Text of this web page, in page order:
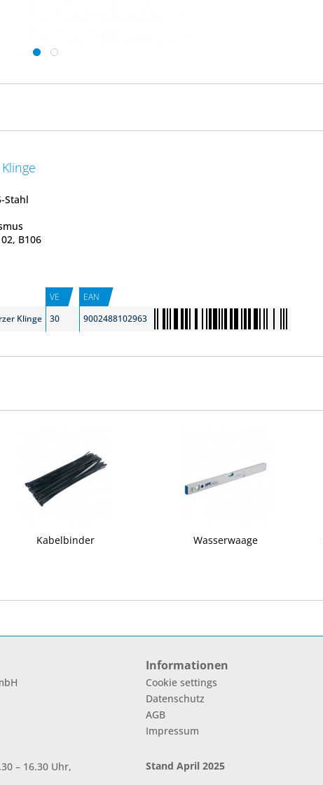
Stahl
B106
VE
EAN
Klinge 30 9002488102963
Kabelbinder Wasserwaage
– 16.30 Uhr,
Informationen
Cookie settings
Datenschutz
AGB
Impressum
Stand April 2025